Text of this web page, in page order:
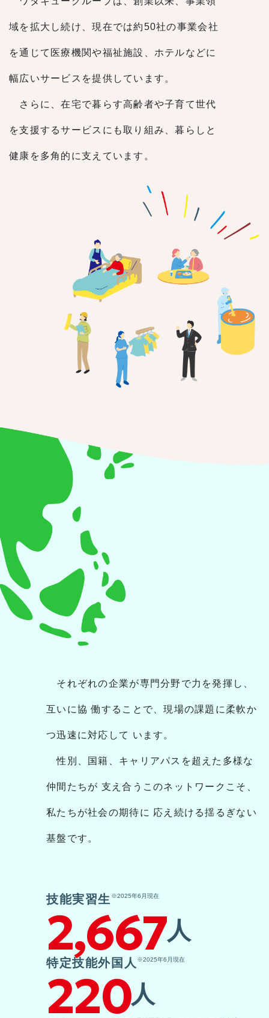
域を拡大し続け、現在では約50社の事業会社
を通じて医療機関や福祉施設、ホテルなどに
幅広いサービスを提供しています。
さらに、在宅で暮らす高齢者や子育て世代
を支援するサービスにも取り組み、暮らしと
健康を多角的に支えています。
それぞれの企業が専門分野で力を発揮し、
互いに協 働することで、現場の課題に柔軟か
つ迅速に対応して います。
性別、国籍、キャリアパスを超えた多様な
仲間たちが 支え合うこのネットワークこそ、
私たちが社会の期待に 応え続ける揺るぎない
基盤です。
技能実習生 ※2025年6月現在
2,667人
特定技能外国人 ※2025年6月現在
220人